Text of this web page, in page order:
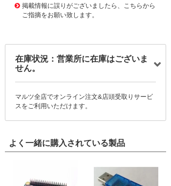
掲載情報に誤りがございましたら、こちらから
ご指摘をお願い致します。
在庫状況：営業所に在庫はございま
せん。
マルツ全店でオンライン注文&店頭受取りサービ
スをご利用いただけます。
よく一緒に購入されている製品